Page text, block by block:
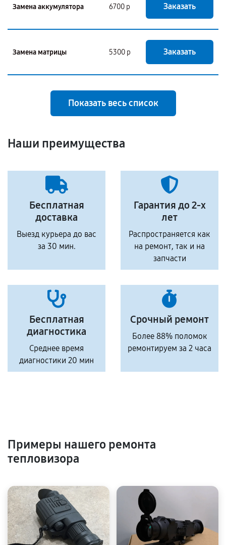
Замена аккумулятора 6700 р Заказать
Замена матрицы 5300 р Заказать
Показать весь список
Наши преимущества
Бесплатная
доставка
Выезд курьера до вас
за 30 мин.
Гарантия до 2-х
лет
Распространяется как
на ремонт, так и на
запчасти
Бесплатная
диагностика
Среднее время
диагностики 20 мин
Срочный ремонт
Более 88% поломок
ремонтируем за 2 часа
Примеры нашего ремонта
тепловизора